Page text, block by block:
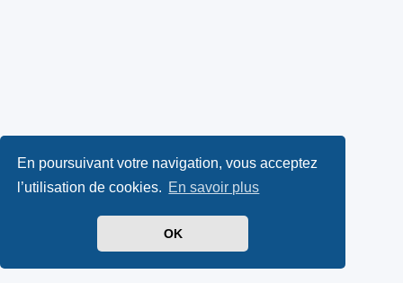
En poursuivant votre navigation, vous acceptez
l’utilisation de cookies. En savoir plus
OK